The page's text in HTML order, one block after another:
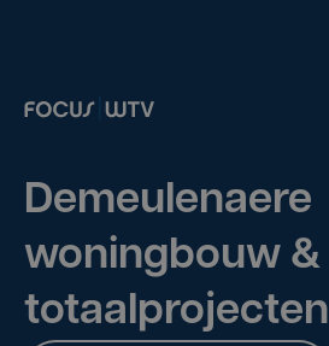
Demeulenaere
woningbouw &
totaalprojecten